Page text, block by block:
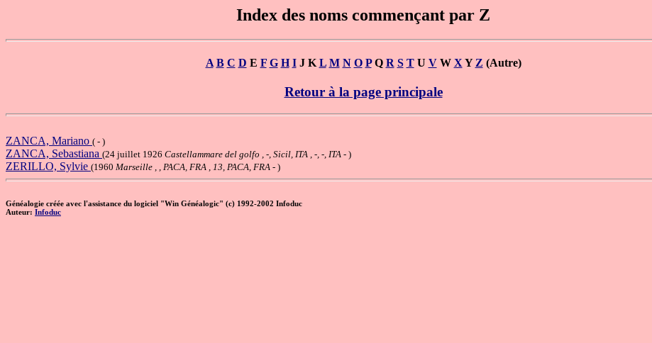
Index des noms commençant par Z
A B C D E F G H IJ K L M N O PQ R S TU VW X Y Z (Autre)
Retour à la page principale
ZANCA, Mariano ( - )
ZANCA, Sebastiana (24 juillet 1926 Castellammare del golfo , -, Sicil, ITA , -, -, ITA - )
ZERILLO, Sylvie (1960 Marseille , , PACA, FRA , 13, PACA, FRA - )
Généalogie créée avec l'assistance du logiciel "Win Généalogic" (c) 1992-2002 Infoduc
Auteur: Infoduc